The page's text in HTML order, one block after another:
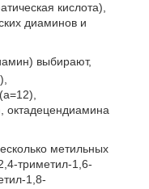
кислота),
диаминов и
выбирают,
октадецендиамина
метильных
триметил-1,6-
1,8-